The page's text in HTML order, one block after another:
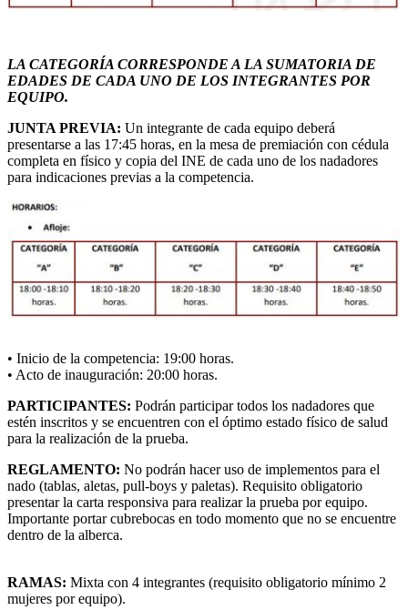
LA CATEGORÍA CORRESPONDE A LA SUMATORIA DE
EDADES DE CADA UNO DE LOS INTEGRANTES POR
EQUIPO.
JUNTA PREVIA: Un integrante de cada equipo deberá
presentarse a las 17:45 horas, en la mesa de premiación con cédula
completa en físico y copia del INE de cada uno de los nadadores
para indicaciones previas a la competencia.
• Inicio de la competencia: 19:00 horas.
• Acto de inauguración: 20:00 horas.
PARTICIPANTES: Podrán participar todos los nadadores que
estén inscritos y se encuentren con el óptimo estado físico de salud
para la realización de la prueba.
REGLAMENTO: No podrán hacer uso de implementos para el
nado (tablas, aletas, pull-boys y paletas). Requisito obligatorio
presentar la carta responsiva para realizar la prueba por equipo.
Importante portar cubrebocas en todo momento que no se encuentre
dentro de la alberca.
RAMAS: Mixta con 4 integrantes (requisito obligatorio mínimo 2
mujeres por equipo).